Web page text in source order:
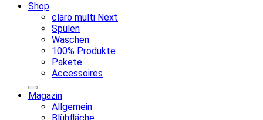
Shop
claro multi Next
Spülen
Waschen
100% Produkte
Pakete
Accessoires
Magazin
Allgemein